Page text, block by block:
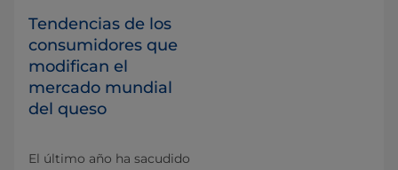
Tendencias de los
consumidores que
modifican el
mercado mundial
del queso
El último año ha sacudido